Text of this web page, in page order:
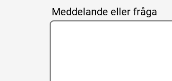
Meddelande eller fråga